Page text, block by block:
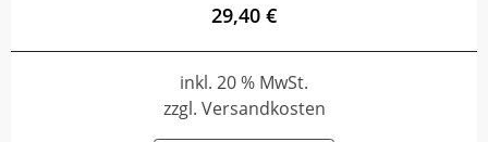
29,40 €
inkl. 20 % MwSt.
zzgl. Versandkosten